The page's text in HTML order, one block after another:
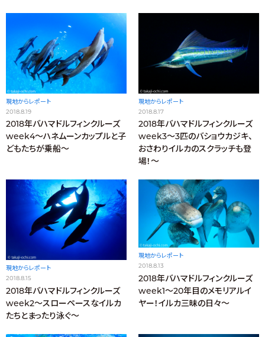
現地からレポート
2018.8.19
2018年バハマドルフィンクルーズ
week4〜ハネムーンカップルと子
どもたちが乗船〜
現地からレポート
2018.8.17
2018年バハマドルフィンクルーズ
week3〜3匹のバショウカジキ、
おさわりイルカのスクラッチも登
場！〜
現地からレポート
2018.8.15
2018年バハマドルフィンクルーズ
week2〜スローペースなイルカ
たちとまったり泳ぐ〜
現地からレポート
2018.8.13
2018年バハマドルフィンクルーズ
week1〜20年目のメモリアルイ
ヤー！イルカ三昧の日々〜